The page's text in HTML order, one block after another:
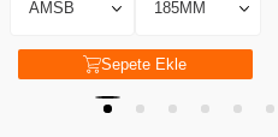
Sepete Ekle